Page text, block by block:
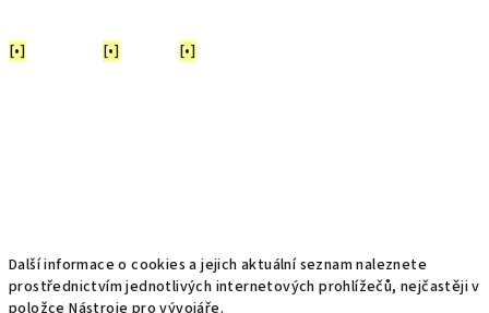
[•] [•] [•]
Další informace o cookies a jejich aktuální seznam naleznete
prostřednictvím jednotlivých internetových prohlížečů, nejčastěji v
položce Nástroje pro vývojáře.